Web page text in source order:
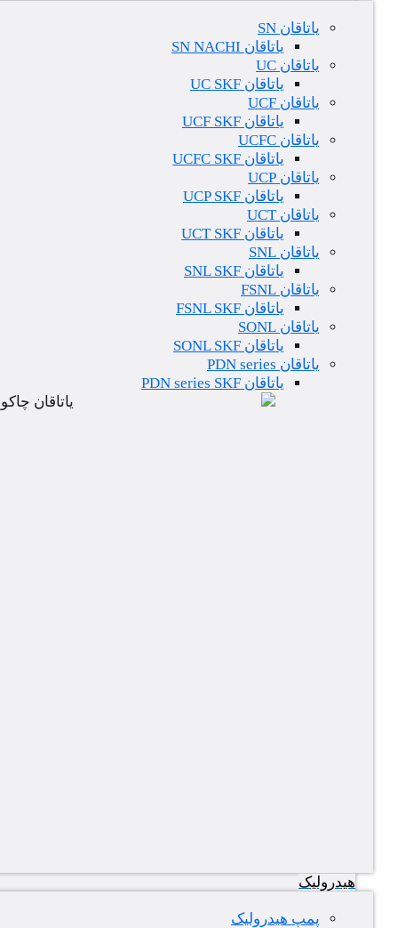
یاتاقان SN
یاتاقان SN NACHI
یاتاقان UC
یاتاقان UC SKF
یاتاقان UCF
یاتاقان UCF SKF
یاتاقان UCFC
یاتاقان UCFC SKF
یاتاقان UCP
یاتاقان UCP SKF
یاتاقان UCT
یاتاقان UCT SKF
یاتاقان SNL
یاتاقان SNL SKF
یاتاقان FSNL
یاتاقان FSNL SKF
یاتاقان SONL
یاتاقان SONL SKF
یاتاقان PDN series
یاتاقان PDN series SKF
هیدرولیک
پمپ هیدرولیک